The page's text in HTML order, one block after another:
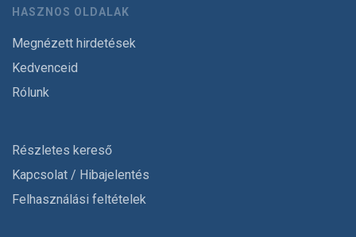
HASZNOS OLDALAK
Megnézett hirdetések
Kedvenceid
Rólunk
Részletes kereső
Kapcsolat / Hibajelentés
Felhasználási feltételek